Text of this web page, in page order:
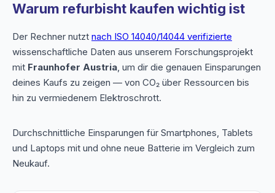
Warum refurbisht kaufen wichtig ist
Der Rechner nutzt nach ISO 14040/14044 verifizierte
wissenschaftliche Daten aus unserem Forschungsprojekt
mit Fraunhofer Austria, um dir die genauen Einsparungen
deines Kaufs zu zeigen — von CO₂ über Ressourcen bis
hin zu vermiedenem Elektroschrott.
Durchschnittliche Einsparungen für Smartphones, Tablets
und Laptops mit und ohne neue Batterie im Vergleich zum
Neukauf.